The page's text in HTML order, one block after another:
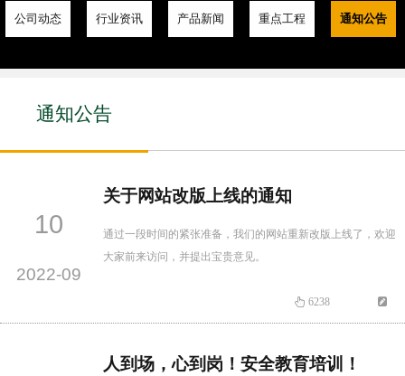
公司动态 行业资讯 产品新闻 重点工程 通知公告
通知公告
10
2022-09
关于网站改版上线的通知
通过一段时间的紧张准备，我们的网站重新改版上线了，欢迎
大家前来访问，并提出宝贵意见。
6238
人到场，心到岗！安全教育培训！